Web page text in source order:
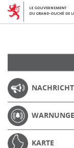
KARTE